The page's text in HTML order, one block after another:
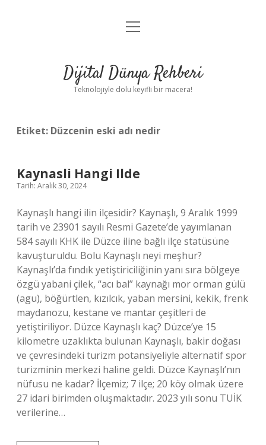
Anasayfa
Yasal Uyarı
menüyü
Dijital Dünya Rehberi
Teknolojiyle dolu keyifli bir macera!
Etiket: Düzcenin eski adı nedir
Kaynasli Hangi Ilde
Tarih: Aralık 30, 2024
Kaynaşlı hangi ilin ilçesidir? Kaynaşlı, 9 Aralık 1999
tarih ve 23901 sayılı Resmi Gazete’de yayımlanan
584 sayılı KHK ile Düzce iline bağlı ilçe statüsüne
kavuşturuldu. Bolu Kaynaşlı neyi meşhur?
Kaynaşlı’da fındık yetiştiriciliğinin yanı sıra bölgeye
özgü yabani çilek, “acı bal” kaynağı mor orman gülü
(agu), böğürtlen, kızılcık, yaban mersini, kekik, frenk
maydanozu, kestane ve mantar çeşitleri de
yetiştiriliyor. Düzce Kaynaşlı kaç? Düzce’ye 15
kilometre uzaklıkta bulunan Kaynaşlı, bakir doğası
ve çevresindeki turizm potansiyeliyle alternatif spor
turizminin merkezi haline geldi. Düzce Kaynaşlı’nın
nüfusu ne kadar? İlçemiz; 7 ilçe; 20 köy olmak üzere
27 idari birimden oluşmaktadır. 2023 yılı sonu TUİK
verilerine…